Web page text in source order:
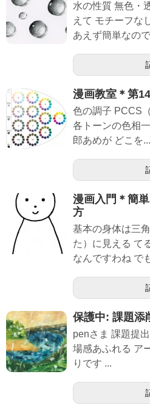
水の性質 無色・
えて モチーフな
あえず簡単なの
漫画教室＊第
色の調子 PCCS
各トーンの色相
郎あめが どこを...
漫画入門＊簡
方
基本の身体は三
た）に見える て
なんですわね で
保護中: 課題添
penさま 課題提
場感あふれる ア
りです ...